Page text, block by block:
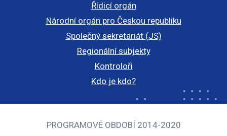
Řídicí orgán
Národní orgán pro Českou republiku
Společný sekretariát (JS)
Regionální subjekty
Kontroloři
Kdo je kdo?
PROGRAMOVÉ OBDOBÍ 2014-2020